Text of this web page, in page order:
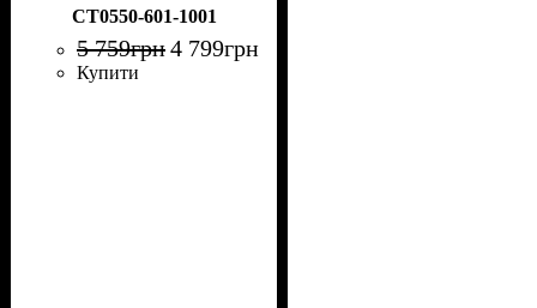
CT0550-601-1001
5 759грн4 799грн
Купити